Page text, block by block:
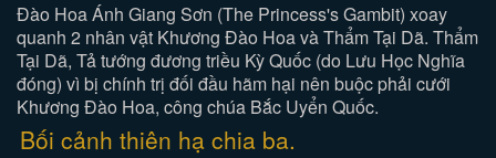
Đào Hoa Ánh Giang Sơn (The Princess's Gambit) xoay
quanh 2 nhân vật Khương Đào Hoa và Thẩm Tại Dã. Thẩm
Tại Dã, Tả tướng đương triều Kỳ Quốc (do Lưu Học Nghĩa
đóng) vì bị chính trị đối đầu hãm hại nên buộc phải cưới
Khương Đào Hoa, công chúa Bắc Uyển Quốc.
Bối cảnh thiên hạ chia ba.